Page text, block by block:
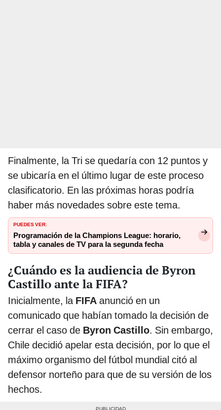
Finalmente, la Tri se quedaría con 12 puntos y
se ubicaría en el último lugar de este proceso
clasificatorio. En las próximas horas podría
haber más novedades sobre este tema.
PUEDES VER:
Programación de la Champions League: horario,
tabla y canales de TV para la segunda fecha
¿Cuándo es la audiencia de Byron
Castillo ante la FIFA?
Inicialmente, la FIFA anunció en un
comunicado que habían tomado la decisión de
cerrar el caso de Byron Castillo. Sin embargo,
Chile decidió apelar esta decisión, por lo que el
máximo organismo del fútbol mundial citó al
defensor norteño para que de su versión de los
hechos.